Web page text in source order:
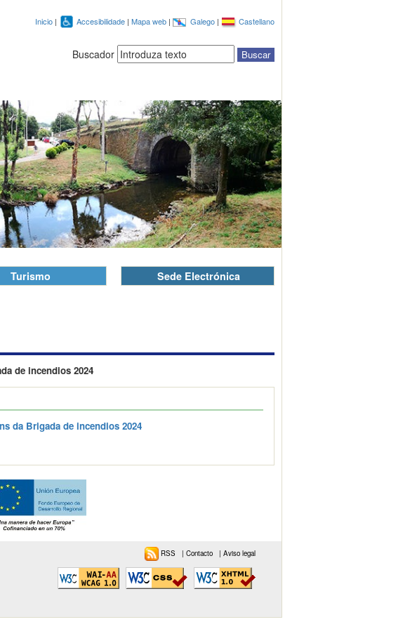
Inicio | Accesibilidade | Mapa web | Galego | Castellano
Buscador
Turismo Sede Electrónica
de incendios 2024
da Brigada de incendios 2024
RSS |Contacto |Aviso legal